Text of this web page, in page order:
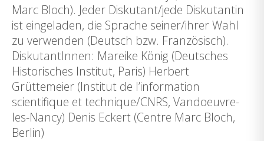
Marc Bloch). Jeder Diskutant/jede Diskutantin
ist eingeladen, die Sprache seiner/ihrer Wahl
zu verwenden (Deutsch bzw. Französisch).
DiskutantInnen: Mareike König (Deutsches
Historisches Institut, Paris) Herbert
Grüttemeier (Institut de l’information
scientifique et technique/CNRS, Vandoeuvre-
les-Nancy) Denis Eckert (Centre Marc Bloch,
Berlin)